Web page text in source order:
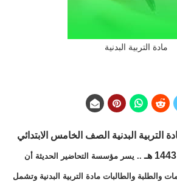
مادة التربية البدنية
التربية البدنية الصف الخامس الابتدائي
.. يسر مؤسسة التحاضير الحديثة أن
والطلبة والطالبات مادة التربية البدنية وتشمل